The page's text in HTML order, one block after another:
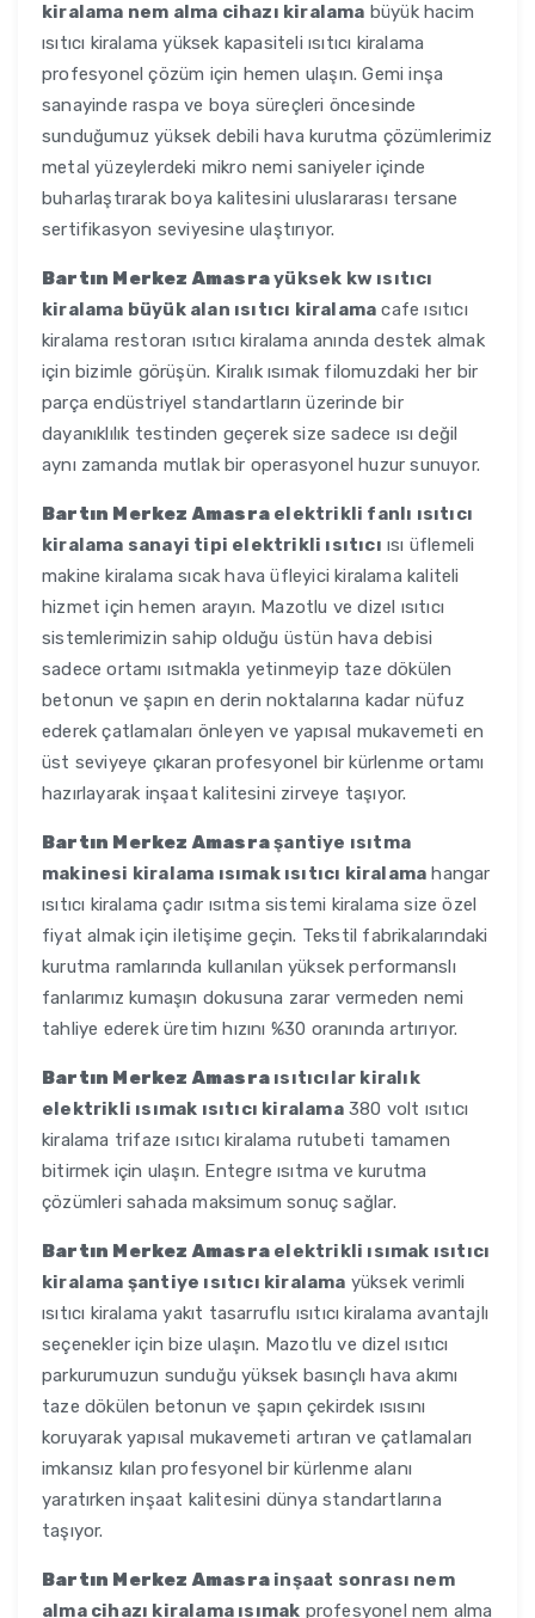
kiralama nem alma cihazı kiralama büyük hacim
ısıtıcı kiralama yüksek kapasiteli ısıtıcı kiralama
profesyonel çözüm için hemen ulaşın. Gemi inşa
sanayinde raspa ve boya süreçleri öncesinde
sunduğumuz yüksek debili hava kurutma çözümlerimiz
metal yüzeylerdeki mikro nemi saniyeler içinde
buharlaştırarak boya kalitesini uluslararası tersane
sertifikasyon seviyesine ulaştırıyor.
Bartın Merkez Amasrayüksek kw ısıtıcı
kiralama büyük alan ısıtıcı kiralama cafe ısıtıcı
kiralama restoran ısıtıcı kiralama anında destek almak
için bizimle görüşün. Kiralık ısımak filomuzdaki her bir
parça endüstriyel standartların üzerinde bir
dayanıklılık testinden geçerek size sadece ısı değil
aynı zamanda mutlak bir operasyonel huzur sunuyor.
Bartın Merkez Amasra elektrikli fanlı ısıtıcı
kiralama sanayi tipi elektrikli ısıtıcı ısı üflemeli
makine kiralama sıcak hava üfleyici kiralama kaliteli
hizmet için hemen arayın. Mazotlu ve dizel ısıtıcı
sistemlerimizin sahip olduğu üstün hava debisi
sadece ortamı ısıtmakla yetinmeyip taze dökülen
betonun ve şapın en derin noktalarına kadar nüfuz
ederek çatlamaları önleyen ve yapısal mukavemeti en
üst seviyeye çıkaran profesyonel bir kürlenme ortamı
hazırlayarak inşaat kalitesini zirveye taşıyor.
Bartın Merkez Amasraşantiye ısıtma
makinesi kiralama ısımak ısıtıcı kiralama hangar
ısıtıcı kiralama çadır ısıtma sistemi kiralama size özel
fiyat almak için iletişime geçin. Tekstil fabrikalarındaki
kurutma ramlarında kullanılan yüksek performanslı
fanlarımız kumaşın dokusuna zarar vermeden nemi
tahliye ederek üretim hızını %30 oranında artırıyor.
Bartın Merkez Amasra ısıtıcılar kiralık
elektrikli ısımak ısıtıcı kiralama380 volt ısıtıcı
kiralama trifaze ısıtıcı kiralama rutubeti tamamen
bitirmek için ulaşın. Entegre ısıtma ve kurutma
çözümleri sahada maksimum sonuç sağlar.
Bartın Merkez Amasra elektrikli ısımak ısıtıcı
kiralama şantiye ısıtıcı kiralama yüksek verimli
ısıtıcı kiralama yakıt tasarruflu ısıtıcı kiralama avantajlı
seçenekler için bize ulaşın. Mazotlu ve dizel ısıtıcı
parkurumuzun sunduğu yüksek basınçlı hava akımı
taze dökülen betonun ve şapın çekirdek ısısını
koruyarak yapısal mukavemeti artıran ve çatlamaları
imkansız kılan profesyonel bir kürlenme alanı
yaratırken inşaat kalitesini dünya standartlarına
taşıyor.
Bartın Merkez Amasra inşaat sonrası nem
alma cihazı kiralama ısımak profesyonel nem alma